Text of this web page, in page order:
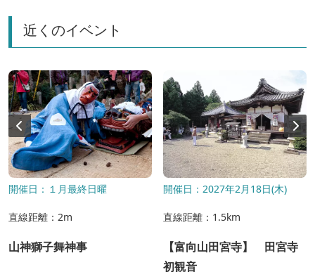
近くのイベント
開催日：１月最終日曜
直線距離：2m
山神獅子舞神事
開催日：2027年2月18日(木)
直線距離：1.5km
【富向山田宮寺】 田宮寺
初観音